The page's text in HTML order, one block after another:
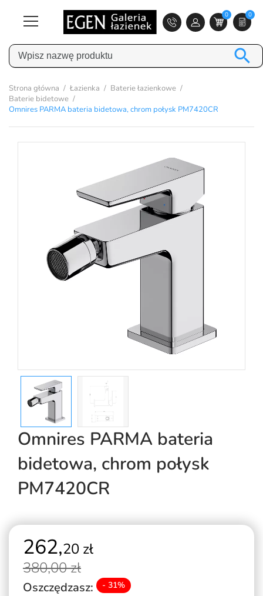
0 0

Strona główna Łazienka
Baterie łazienkowe
Baterie bidetowe
Omnires PARMA bateria bidetowa, chrom połysk PM7420CR
Omnires PARMA bateria
bidetowa, chrom połysk
PM7420CR
262,20 zł
380,00 zł
Oszczędzasz: - 31%